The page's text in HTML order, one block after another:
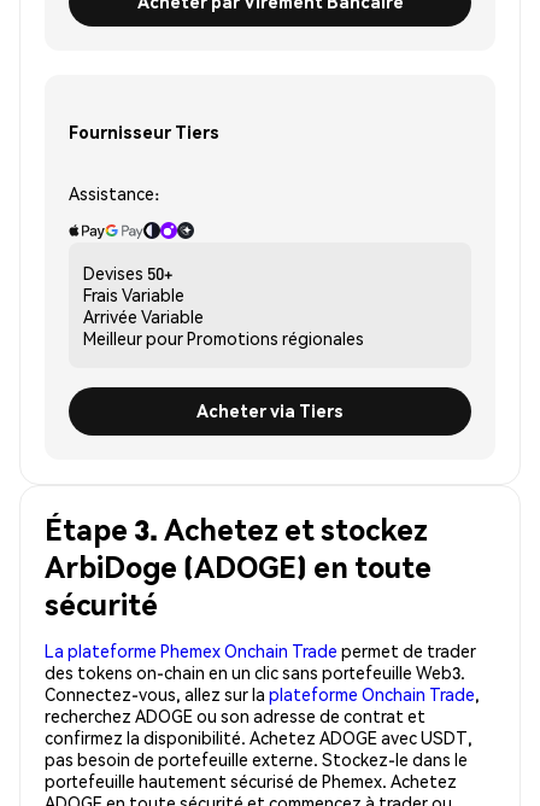
Fournisseur Tiers
Assistance:
Devises 50+
Frais Variable
Arrivée Variable
Meilleur pourPromotions régionales
Acheter via Tiers
Étape 3. Achetez et stockez
ArbiDoge (ADOGE) en toute
sécurité
La plateforme Phemex Onchain Trade permet de trader
des tokens on-chain en un clic sans portefeuille Web3.
Connectez-vous, allez sur la plateforme Onchain Trade,
recherchez ADOGE ou son adresse de contrat et
confirmez la disponibilité. Achetez ADOGE avec USDT,
pas besoin de portefeuille externe. Stockez-le dans le
portefeuille hautement sécurisé de Phemex. Achetez